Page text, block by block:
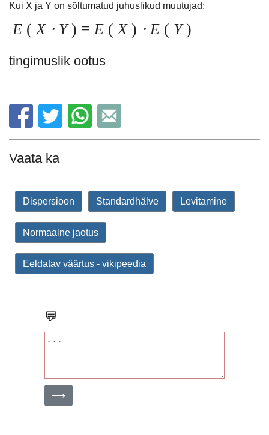
Kui X ja Y on sõltumatud juhuslikud muutujad:
E (X ⋅ Y) =E (X) ⋅ E ( Y)
tingimuslik ootus
Vaata ka
Dispersioon Standardhälve Levitamine
Normaalne jaotus
Eeldatav väärtus - vikipeedia
💬
⟶